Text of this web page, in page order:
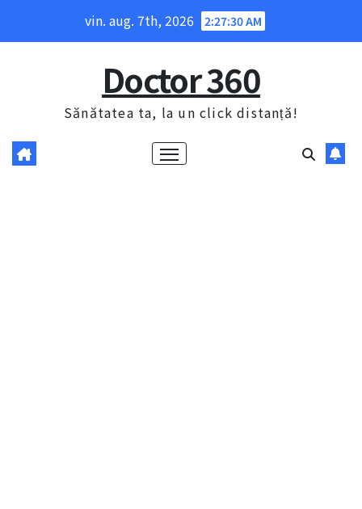
vin. aug. 7th, 2026 2:27:31 AM
Doctor 360
Sănătatea ta, la un click distanță!